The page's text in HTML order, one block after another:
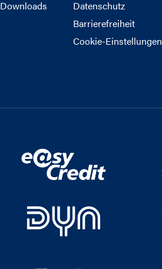
Downloads
Datenschutz
Barrierefreiheit
Cookie-Einstellungen